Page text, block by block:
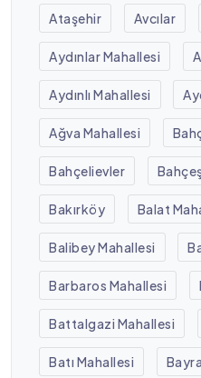
Ataşehir Avcılar
Aydınlar Mahallesi
Aydınlı Mahallesi
Ağva Mahallesi
Bahçelievler
Bakırköy Balat
Balibey Mahallesi
Barbaros Mahallesi
Battalgazi Mahallesi
Batı Mahallesi